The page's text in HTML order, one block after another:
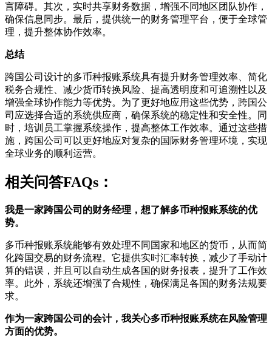
言障碍。其次，实时共享财务数据，增强不同地区团队协作，
确保信息同步。最后，提供统一的财务管理平台，便于全球管
理，提升整体协作效率。
总结
跨国公司设计的多币种报账系统具有提升财务管理效率、简化
税务合规性、减少货币转换风险、提高透明度和可追溯性以及
增强全球协作能力等优势。为了更好地应用这些优势，跨国公
司应选择合适的系统供应商，确保系统的稳定性和安全性。同
时，培训员工掌握系统操作，提高整体工作效率。通过这些措
施，跨国公司可以更好地应对复杂的国际财务管理环境，实现
全球业务的顺利运营。
相关问答FAQs：
我是一家跨国公司的财务经理，想了解多币种报账系统的优
势。
多币种报账系统能够有效处理不同国家和地区的货币，从而简
化跨国交易的财务流程。它提供实时汇率转换，减少了手动计
算的错误，并且可以自动生成各国的财务报表，提升了工作效
率。此外，系统还增强了合规性，确保满足各国的财务法规要
求。
作为一家跨国公司的会计，我关心多币种报账系统在风险管理
方面的优势。